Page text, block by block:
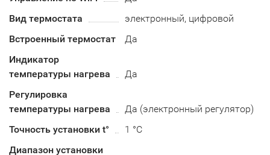
Вид термостата
электронный, цифровой
Встроенный термостат
Да
Индикатор
температуры нагрева
Да
Регулировка
температуры нагрева
Да (электронный регулятор)
Точность установки t°
1 °C
Диапазон установки